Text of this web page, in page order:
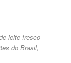
leite fresco
do Brasil,